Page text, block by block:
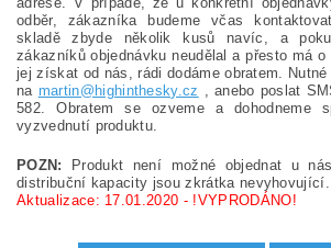
odběr, zákazníka budeme včas
skladě zbyde několik kusů navíc, a
zákazníků objednávku neudělal a přesto má
jej získat od nás, rádi dodáme obratem.
na martin@highinthesky.cz
, anebo poslat
582. Obratem se ozveme a dohodneme
vyzvednutí produktu.
POZN:
Produkt není možné objednat u
distribuční kapacity jsou zkrátka nevyhovující.
Aktualizace: 17.01.2020 - !VYPRODÁNO!